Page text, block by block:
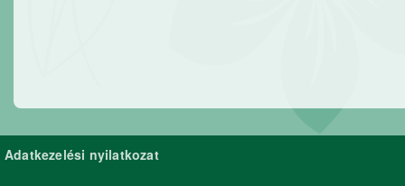
Adatkezelési nyilatkozat